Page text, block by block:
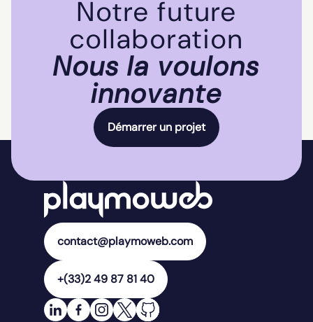
Notre future
collaboration
Nous la voulons
innovante
Démarrer un projet
contact@playmoweb.com
+(33)2 49 87 81 40